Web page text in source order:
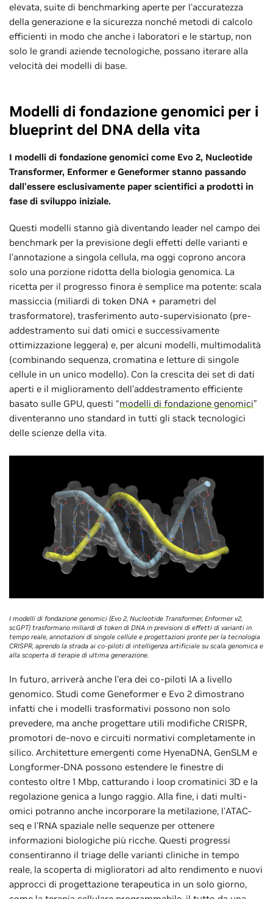
elevata, suite di benchmarking aperte per l'accuratezza
della generazione e la sicurezza nonché metodi di calcolo
efficienti in modo che anche i laboratori e le startup, non
solo le grandi aziende tecnologiche, possano iterare alla
velocità dei modelli di base.
Modelli di fondazione genomici per i
blueprint del DNA della vita
I modelli di fondazione genomici come Evo 2, Nucleotide
Transformer, Enformer e Geneformer stanno passando
dall'essere esclusivamente paper scientifici a prodotti in
fase di sviluppo iniziale.
Questi modelli stanno già diventando leader nel campo dei
benchmark per la previsione degli effetti delle varianti e
l'annotazione a singola cellula, ma oggi coprono ancora
solo una porzione ridotta della biologia genomica. La
ricetta per il progresso finora è semplice ma potente: scala
massiccia (miliardi di token DNA + parametri del
trasformatore), trasferimento auto-supervisionato (pre-
addestramento sui dati omici e successivamente
ottimizzazione leggera) e, per alcuni modelli, multimodalità
(combinando sequenza, cromatina e letture di singole
cellule in un unico modello). Con la crescita dei set di dati
aperti e il miglioramento dell'addestramento efficiente
basato sulle GPU, questi “modelli di fondazione genomici”
diventeranno uno standard in tutti gli stack tecnologici
delle scienze della vita.
I modelli di fondazione genomici (Evo 2, Nucleotide Transformer, Enformer v2,
scGPT) trasformano miliardi di token di DNA in previsioni di effetti di varianti in
tempo reale, annotazioni di singole cellule e progettazioni pronte per la tecnologia
CRISPR, aprendo la strada ai co-piloti di intelligenza artificiale su scala genomica e
alla scoperta di terapie di ultima generazione.
In futuro, arriverà anche l'era dei co-piloti IA a livello
genomico. Studi come Geneformer e Evo 2 dimostrano
infatti che i modelli trasformativi possono non solo
prevedere, ma anche progettare utili modifiche CRISPR,
promotori de-novo e circuiti normativi completamente in
silico. Architetture emergenti come HyenaDNA, GenSLM e
Longformer-DNA possono estendere le finestre di
contesto oltre 1 Mbp, catturando i loop cromatinici 3D e la
regolazione genica a lungo raggio. Alla fine, i dati multi-
omici potranno anche incorporare la metilazione, l'ATAC-
seq e l'RNA spaziale nelle sequenze per ottenere
informazioni biologiche più ricche. Questi progressi
consentiranno il triage delle varianti cliniche in tempo
reale, la scoperta di miglioratori ad alto rendimento e nuovi
approcci di progettazione terapeutica in un solo giorno,